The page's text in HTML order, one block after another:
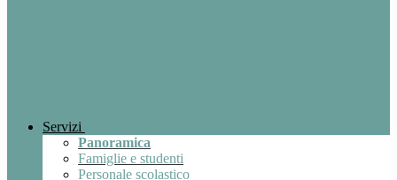
Servizi
Panoramica
Famiglie e studenti
Personale scolastico